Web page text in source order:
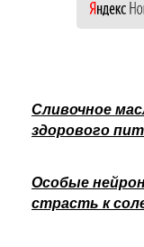
Сливочное
здорового
Особые
страсть к